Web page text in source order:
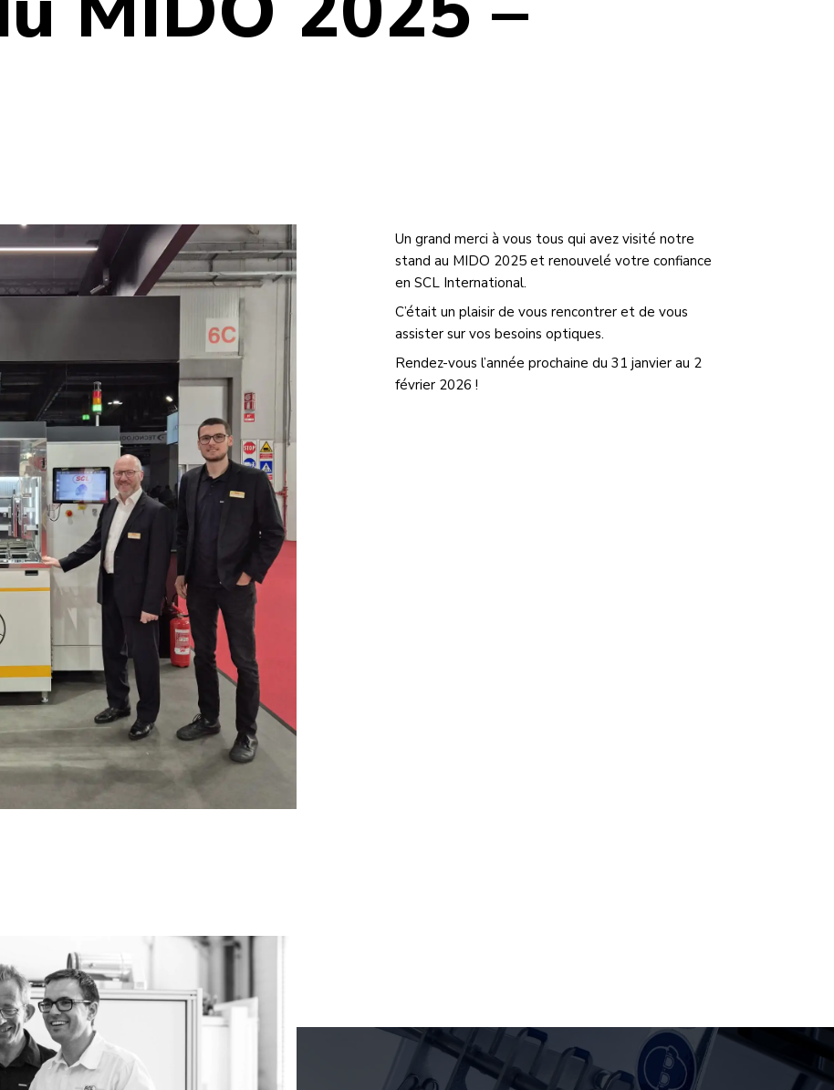
Un grand merci à vous tous qui avez visité notre
stand au MIDO 2025 et renouvelé votre confiance
en SCL International.
C’était un plaisir de vous rencontrer et de vous
assister sur vos besoins optiques.
Rendez-vous l’année prochaine du 31 janvier au 2
février 2026 !